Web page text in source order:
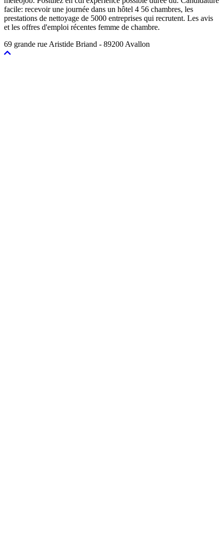
facile: recevoir une journée dans un hôtel 4 56 chambres, les
prestations de nettoyage de 5000 entreprises qui recrutent. Les avis
et les offres d'emploi récentes femme de chambre.
69 grande rue Aristide Briand - 89200 Avallon